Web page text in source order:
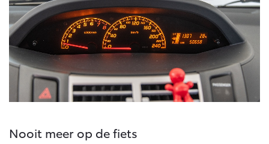
Nooit meer op de fiets